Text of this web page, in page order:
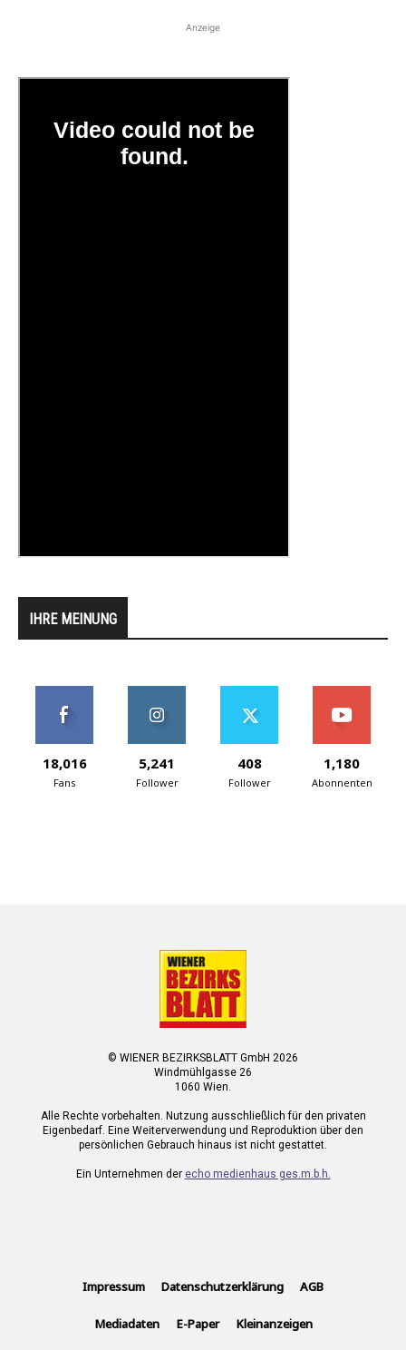
Anzeige
IHRE MEINUNG
18,016
Fans
5,241
Follower
408
Follower
1,180
Abonnenten
© WIENER BEZIRKSBLATT GmbH 2026
Windmühlgasse 26
1060 Wien.
Alle Rechte vorbehalten. Nutzung ausschließlich für den privaten
Eigenbedarf. Eine Weiterverwendung und Reproduktion über den
persönlichen Gebrauch hinaus ist nicht gestattet.
Ein Unternehmen der echo medienhaus ges.m.b.h.
Impressum Datenschutzerklärung AGB
Mediadaten E-Paper Kleinanzeigen